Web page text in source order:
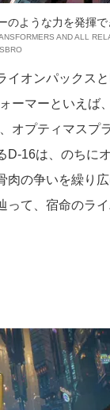
のような力を発揮
AND ALL
イオンパックス
ーマーといえば
オプティマスプ
D-16は、のちに
肉の争いを繰り
って、宿命のライ